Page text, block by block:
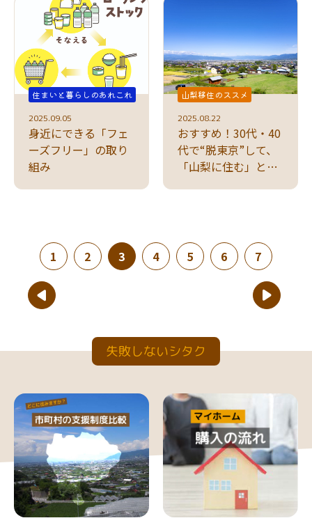
住まいと暮らしのあれこれ
2025.09.05
身近にできる「フェ
ーズフリー」の取り
組み
山梨移住のススメ
2025.08.22
おすすめ！30代・40
代で“脱東京”して、
「山梨に住む」とい
1 2 3
(現在のページ)
4 5 6 7
失敗しないシタク